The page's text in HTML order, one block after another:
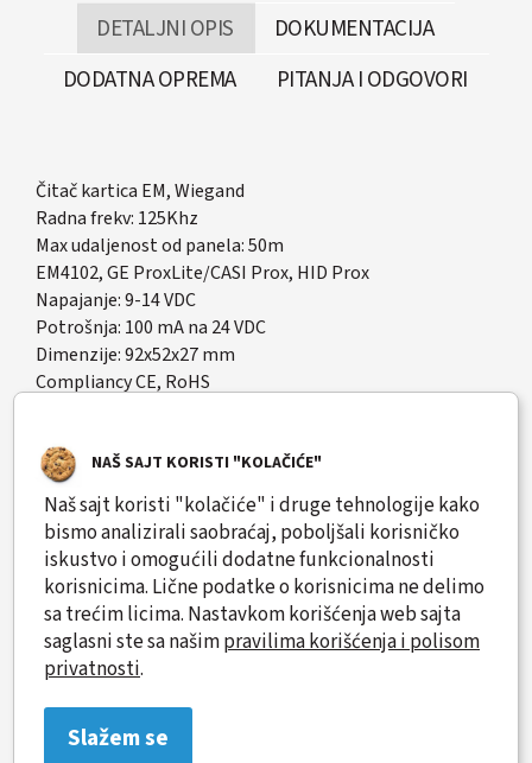
DETALJNI OPIS
DOKUMENTACIJA
DODATNA OPREMA
PITANJA I ODGOVORI
Čitač kartica EM, Wiegand
Radna frekv: 125Khz
Max udaljenost od panela: 50m
EM4102, GE ProxLite/CASI Prox, HID Prox
Napajanje: 9-14 VDC
Potrošnja: 100 mA na 24 VDC
Dimenzije: 92x52x27 mm
Compliancy CE, RoHS
Slični proizvodi
NAŠ SAJT KORISTI "KOLAČIĆE"
Naš sajt koristi "kolačiće" i druge tehnologije kako
bismo analizirali saobraćaj, poboljšali korisničko
iskustvo i omogućili dodatne funkcionalnosti
korisnicima. Lične podatke o korisnicima ne delimo
sa trećim licima. Nastavkom korišćenja web sajta
saglasni ste sa našimpravilima korišćenja i polisom
privatnosti.
Slažem se